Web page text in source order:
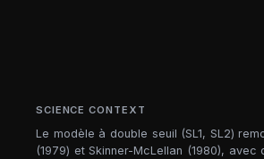
SCIENCE CONTEXT
Le modèle à double seuil (SL1, SL2)
(1979) et Skinner-McLellan (1980), avec